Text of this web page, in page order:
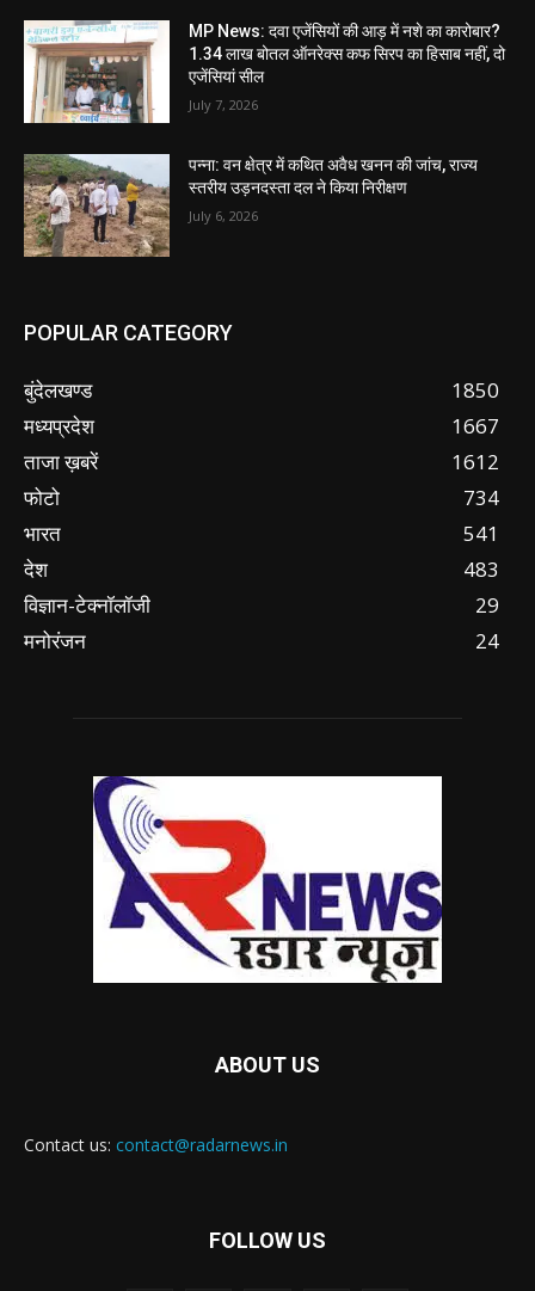
MP News: दवा एजेंसियों की आड़ में नशे का कारोबार?
1.34 लाख बोतल ऑनरेक्स कफ सिरप का हिसाब नहीं, दो
एजेंसियां सील
July 7, 2026
पन्ना: वन क्षेत्र में कथित अवैध खनन की जांच, राज्य
स्तरीय उड़नदस्ता दल ने किया निरीक्षण
July 6, 2026
POPULAR CATEGORY
बुंदेलखण्ड
1850
मध्यप्रदेश
1667
ताजा ख़बरें
1612
फोटो
734
भारत
541
देश
483
विज्ञान-टेक्नॉलॉजी
29
मनोरंजन
24
ABOUT US
Contact us: contact@radarnews.in
FOLLOW US